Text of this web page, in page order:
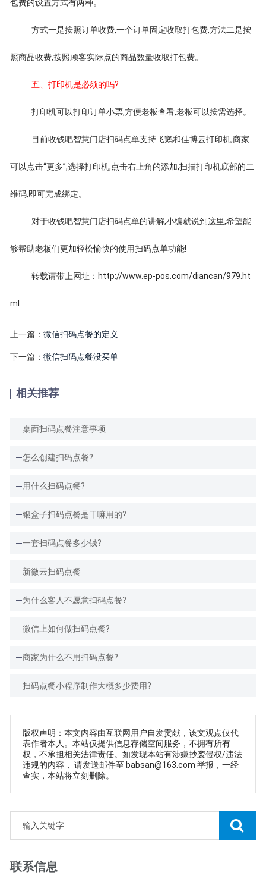
包费的设置方式有两种。
方式一是按照订单收费,一个订单固定收取打包费,方法二是按
照商品收费,按照顾客实际点的商品数量收取打包费。
五、打印机是必须的吗?
打印机可以打印订单小票,方便老板查看,老板可以按需选择。
目前收钱吧智慧门店扫码点单支持飞鹅和佳博云打印机,商家
可以点击“更多”,选择打印机,点击右上角的添加,扫描打印机底部的二
维码,即可完成绑定。
对于收钱吧智慧门店扫码点单的讲解,小编就说到这里,希望能
够帮助老板们更加轻松愉快的使用扫码点单功能!
转载请带上网址：http://www.ep-pos.com/diancan/979.ht
ml
上一篇：微信扫码点餐的定义
下一篇：微信扫码点餐没买单
相关推荐
桌面扫码点餐注意事项
怎么创建扫码点餐?
用什么扫码点餐?
银盒子扫码点餐是干嘛用的?
一套扫码点餐多少钱?
新微云扫码点餐
为什么客人不愿意扫码点餐?
微信上如何做扫码点餐?
商家为什么不用扫码点餐?
扫码点餐小程序制作大概多少费用?
版权声明：本文内容由互联网用户自发贡献，该文观点仅代
表作者本人。本站仅提供信息存储空间服务，不拥有所有
权，不承担相关法律责任。如发现本站有涉嫌抄袭侵权/违法
违规的内容， 请发送邮件至 babsan@163.com 举报，一经
查实，本站将立刻删除。
联系信息